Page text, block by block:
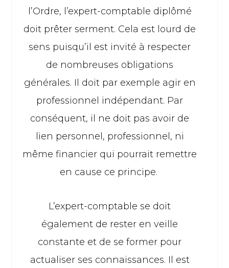
l’Ordre, l’expert-comptable diplômé
doit prêter serment. Cela est lourd de
sens puisqu’il est invité à respecter
de nombreuses obligations
générales. Il doit par exemple agir en
professionnel indépendant. Par
conséquent, il ne doit pas avoir de
lien personnel, professionnel, ni
même financier qui pourrait remettre
en cause ce principe.
L’expert-comptable se doit
également de rester en veille
constante et de se former pour
actualiser ses connaissances. Il est